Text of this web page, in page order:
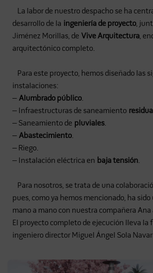
La labor de nuestro despacho se ha
desarrollo de la ingeniería de proyecto,
Jiménez Morillas, de Vive Arquitectura,
arquitectónico completo.
Para este proyecto, hemos diseñado las
instalaciones:
–Alumbrado público.
– Infraestructuras de saneamiento
– Saneamiento de pluviales.
–Abastecimiento.
– Riego.
– Instalación eléctrica en baja tensión.
Para nosotros, se trata de una
pues, como ya hemos mencionado, ha
mano a mano con nuestra compañera
El proyecto completo de ejecución lleva la
ingeniero director Miguel Ángel Sola